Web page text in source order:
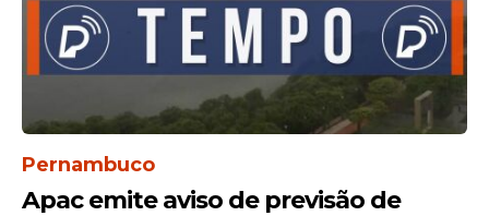
Pernambuco
Apac emite aviso de previsão de